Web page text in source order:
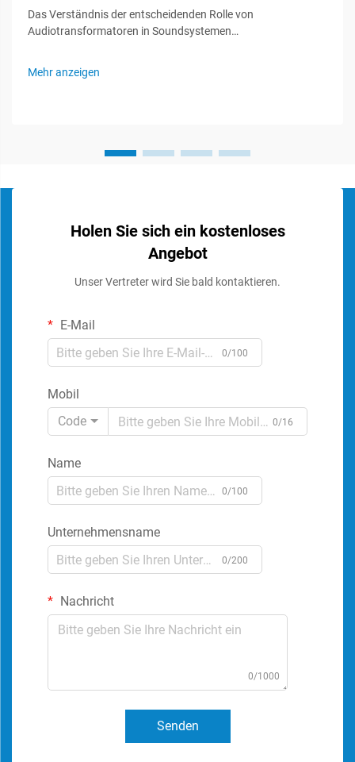
Das Verständnis der entscheidenden Rolle von
Audiotransformatoren in Soundsystemen
Erhaltung der Signalintegrität und der optimalen
Mehr anzeigen
Holen Sie sich ein kostenloses
Angebot
Unser Vertreter wird Sie bald kontaktieren.
E-Mail
0/100
Mobil
Code
0/16
Name
0/100
Unternehmensname
0/200
Nachricht
0/1000
Senden